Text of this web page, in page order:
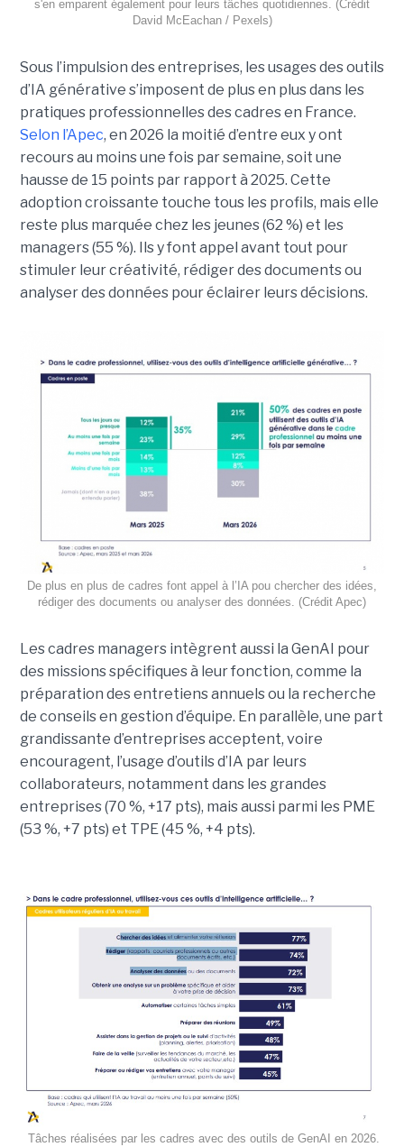
s'en emparent également pour leurs tâches quotidiennes. (Crédit
David McEachan / Pexels)
Sous l’impulsion des entreprises, les usages des outils
d’IA générative s’imposent de plus en plus dans les
pratiques professionnelles des cadres en France.
Selon l’Apec, en 2026 la moitié d’entre eux y ont
recours au moins une fois par semaine, soit une
hausse de 15 points par rapport à 2025. Cette
adoption croissante touche tous les profils, mais elle
reste plus marquée chez les jeunes (62 %) et les
managers (55 %). Ils y font appel avant tout pour
stimuler leur créativité, rédiger des documents ou
analyser des données pour éclairer leurs décisions.
De plus en plus de cadres font appel à l’IA pou chercher des idées,
rédiger des documents ou analyser des données. (Crédit Apec)
Les cadres managers intègrent aussi la GenAI pour
des missions spécifiques à leur fonction, comme la
préparation des entretiens annuels ou la recherche
de conseils en gestion d’équipe. En parallèle, une part
grandissante d’entreprises acceptent, voire
encouragent, l’usage d’outils d’IA par leurs
collaborateurs, notamment dans les grandes
entreprises (70 %, +17 pts), mais aussi parmi les PME
(53 %, +7 pts) et TPE (45 %, +4 pts).
Tâches réalisées par les cadres avec des outils de GenAI en 2026.